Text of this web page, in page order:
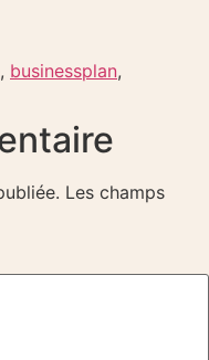
, businessplan,
Les champs